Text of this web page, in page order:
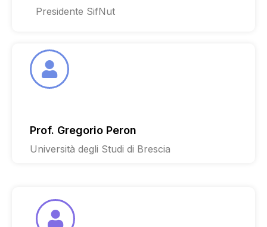
Presidente SifNut
Prof. Gregorio Peron
Università degli Studi di Brescia